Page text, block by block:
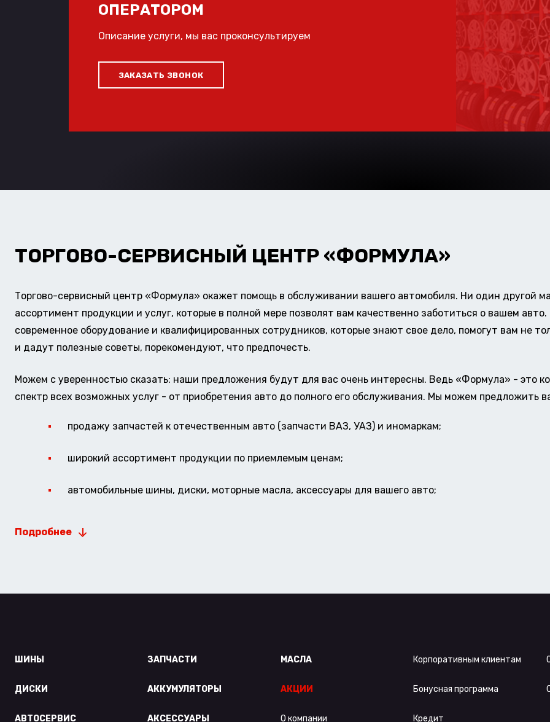
ОПЕРАТОРОМ
Описание услуги, мы вас проконсультируем
ЗАКАЗАТЬ ЗВОНОК
ТОРГОВО-СЕРВИСНЫЙ ЦЕНТР «ФОРМУЛА»
Торгово-сервисный центр «Формула» окажет помощь в обслуживании вашего автомобиля. Ни один другой
ассортимент продукции и услуг, которые в полной мере позволят вам качественно заботиться о вашем
современное оборудование и квалифицированных сотрудников, которые знают свое дело, помогут вам не
и дадут полезные советы, порекомендуют, что предпочесть.
Можем с уверенностью сказать: наши предложения будут для вас очень интересны. Ведь «Формула» - это
спектр всех возможных услуг - от приобретения авто до полного его обслуживания. Мы можем предложить
продажу запчастей к отечественным авто (запчасти ВАЗ, УАЗ) и иномаркам;
широкий ассортимент продукции по приемлемым ценам;
автомобильные шины, диски, моторные масла, аксессуары для вашего авто;
Подробнее
ШИНЫ
ДИСКИ
АВТОСЕРВИС
ЗАПЧАСТИ
АККУМУЛЯТОРЫ
АКСЕССУАРЫ
МАСЛА
АКЦИИ
О компании
Корпоративным клиентам
Бонусная программа
Кредит